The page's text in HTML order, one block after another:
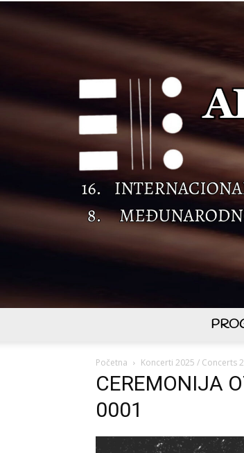
Početna Koncerti 2025 / Concerts
CEREMONIJA
0001